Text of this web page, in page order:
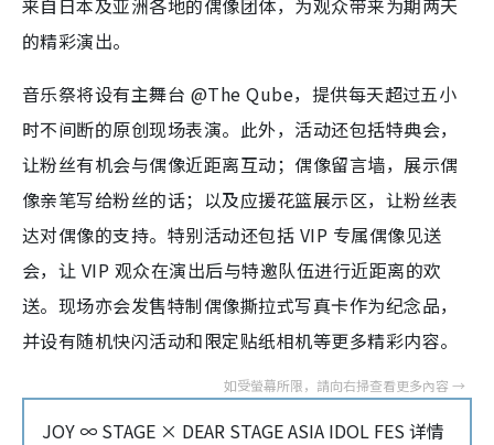
来自日本及亚洲各地的偶像团体，为观众带来为期两天
的精彩演出。
音乐祭将设有主舞台 @The Qube，提供每天超过五小
时不间断的原创现场表演。此外，活动还包括特典会，
让粉丝有机会与偶像近距离互动；偶像留言墙，展示偶
像亲笔写给粉丝的话；以及应援花篮展示区，让粉丝表
达对偶像的支持。特别活动还包括 VIP 专属偶像见送
会，让 VIP 观众在演出后与特邀队伍进行近距离的欢
送。现场亦会发售特制偶像撕拉式写真卡作为纪念品，
并设有随机快闪活动和限定贴纸相机等更多精彩内容。
JOY ∞ STAGE × DEAR STAGE ASIA IDOL FES 详情